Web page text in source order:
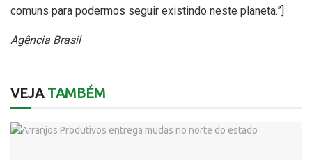
comuns para podermos seguir existindo neste planeta.”]
Agência Brasil
VEJATAMBÉM